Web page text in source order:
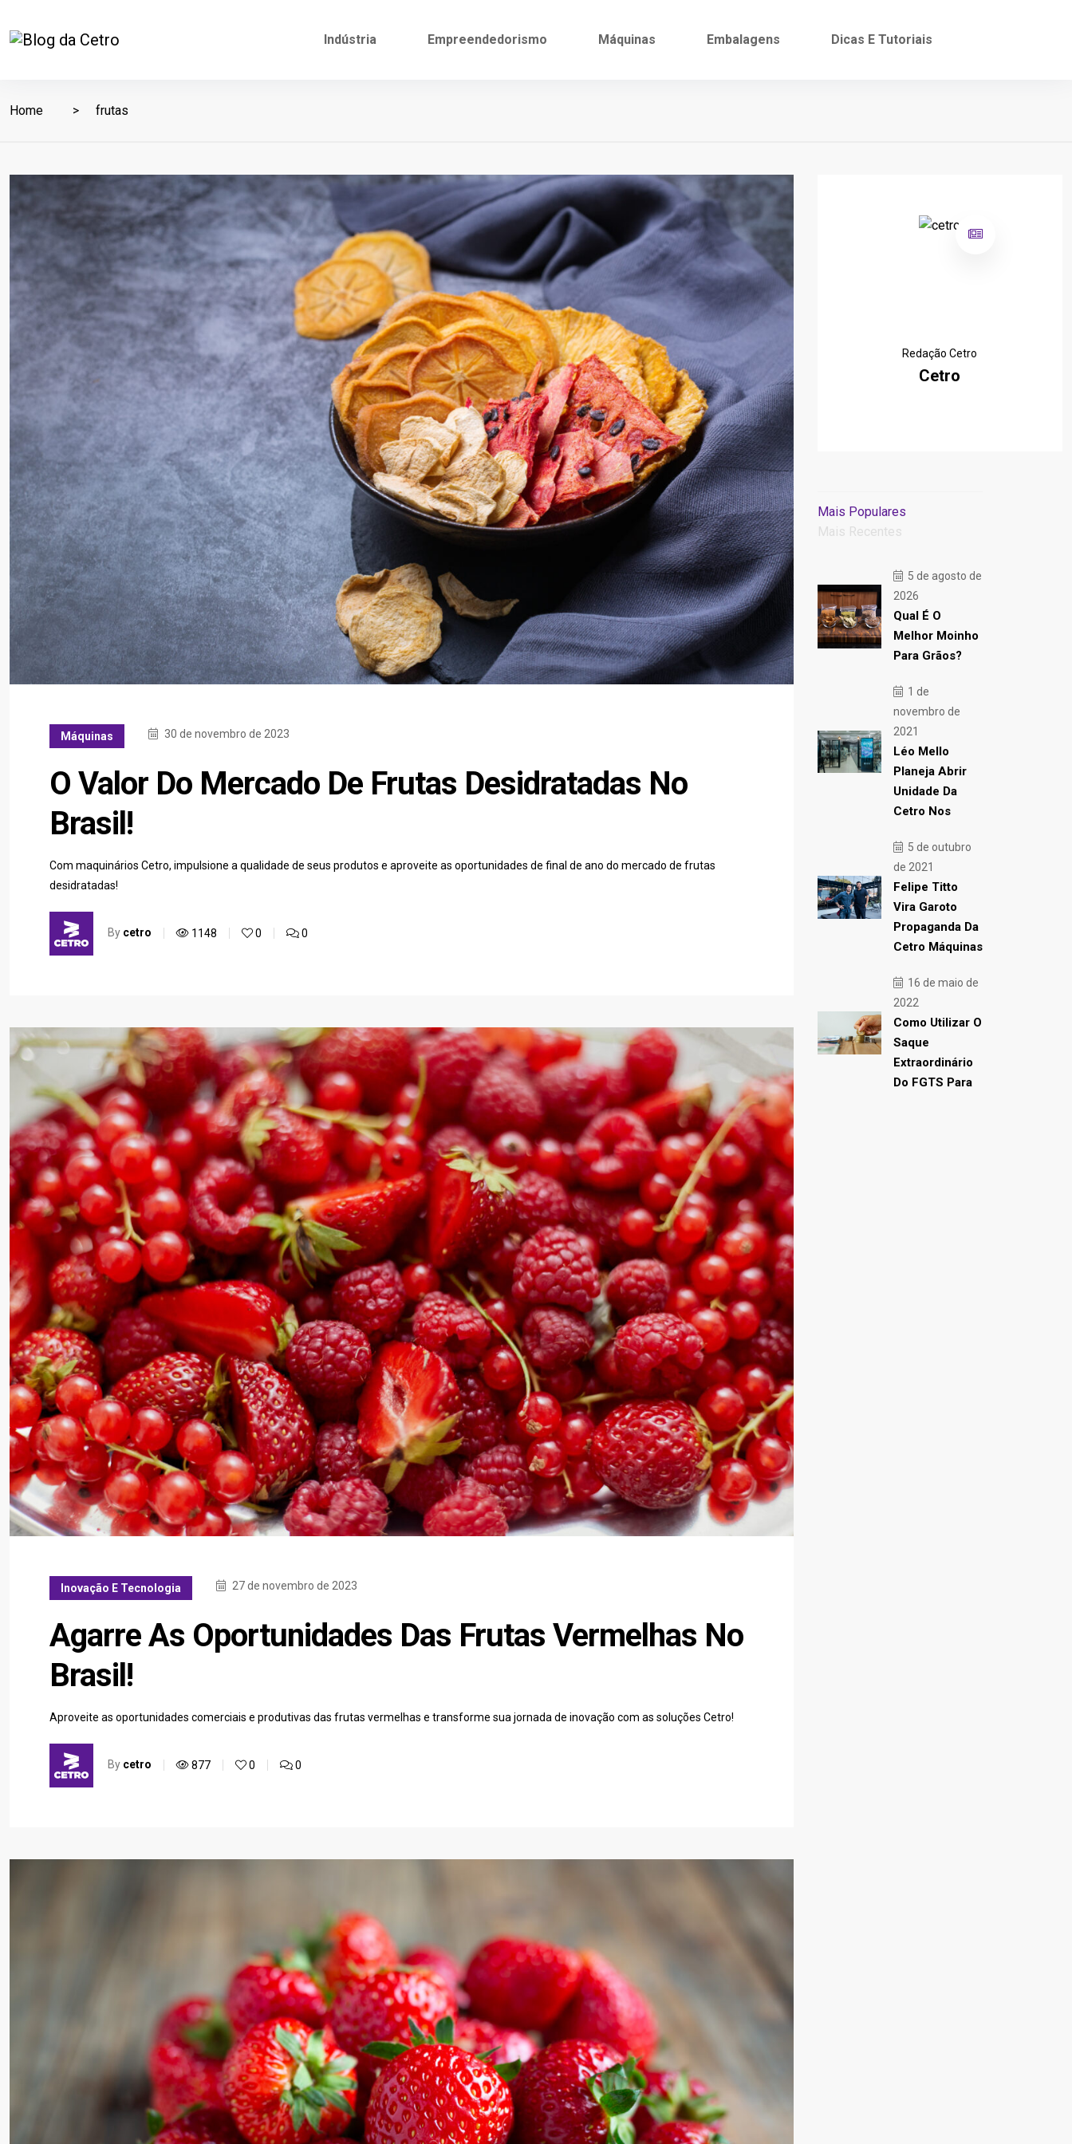
Indústria Empreendedorismo Máquinas Embalagens Dicas E Tutoriais
Home frutas
Máquinas 30 de novembro de 2023
O Valor Do Mercado De Frutas Desidratadas No
Brasil!
Com maquinários Cetro, impulsione a qualidade de seus produtos e aproveite as oportunidades de final de ano do mercado de frutas
desidratadas!
By cetro 1148 0 0
Inovação E Tecnologia 27 de novembro de 2023
Agarre As Oportunidades Das Frutas Vermelhas No
Brasil!
Aproveite as oportunidades comerciais e produtivas das frutas vermelhas e transforme sua jornada de inovação com as soluções Cetro!
By cetro 877 0 0
Redação Cetro
Cetro
Mais Populares
Mais Recentes
5 de agosto de
2026
Qual É O
Melhor Moinho
Para Grãos?
1 de
novembro de
2021
Léo Mello
Planeja Abrir
Unidade Da
Cetro Nos
5 de outubro
de 2021
Felipe Titto
Vira Garoto
Propaganda Da
Cetro Máquinas
16 de maio de
2022
Como Utilizar O
Saque
Extraordinário
Do FGTS Para